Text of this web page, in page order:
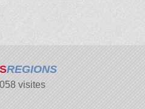
REGIONS
visites